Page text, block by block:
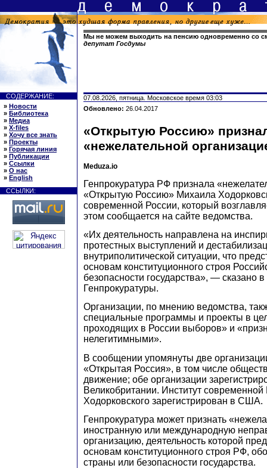
Мы не можем выходить на пенсию одновременно со
депутат Госдумы
СОДЕРЖАНИЕ:
» Новости
» Библиотека
» Медиа
» X-files
» Хочу все знать
» Проекты
» Горячая линия
» Публикации
» Ссылки
» О нас
» English
ССЫЛКИ:
07.08.2026, пятница. Московское время 03:03
Обновлено: 26.04.2017
«Открытую Россию»
«нежелательной
Meduza.io
Генпрокуратура РФ признала
«Открытую Россию» Михаила
современной России, который
этом сообщается на сайте ведомства.
«Их деятельность направлена на
протестных выступлений и
внутриполитической ситуации, что
основам конституционного строя
безопасности государства», — сказано
Генпрокуратуры.
Организации, по мнению ведомства,
специальные программы и проекты в
проходящих в России выборов» и
нелегитимными».
В сообщении упомянуты две
«Открытая Россия», в том числе
движение; обе организации
Великобритании. Институт
Ходорковского зарегистрирован в США.
Генпрокуратура может признать
иностранную или международную
организацию, деятельность которой
основам конституционного строя РФ,
страны или безопасности государства.